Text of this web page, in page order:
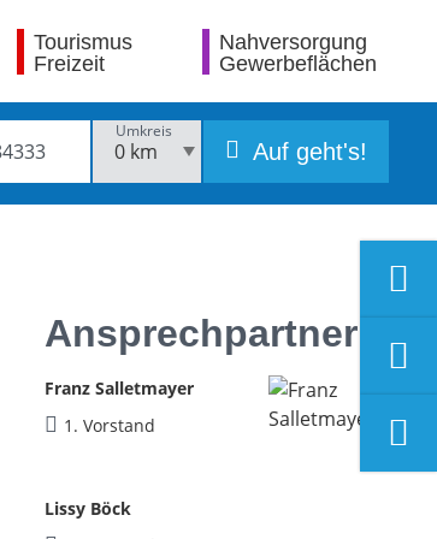
Tourismus
Freizeit
Nahversorgung
Gewerbeflächen
Umkreis
Auf geht's!
Ansprechpartner
Franz Salletmayer
1. Vorstand
Lissy Böck